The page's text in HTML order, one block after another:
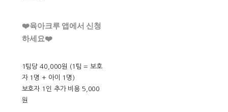
❤️육아크루 앱에서 신청
하세요❤️
1팀당 40,000원 (1팀 = 보호
자 1명 + 아이 1명)
보호자 1인 추가 비용 5,000
원